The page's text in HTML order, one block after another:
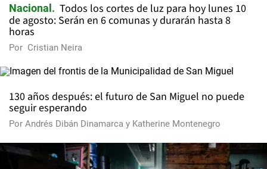
Nacional
Todos los cortes de luz para hoy lunes 10
de agosto: Serán en 6 comunas y durarán hasta 8
horas
Por Cristian Neira
130 años después: el futuro de San Miguel no puede
seguir esperando
Por Andrés Dibán Dinamarca y Katherine Montenegro